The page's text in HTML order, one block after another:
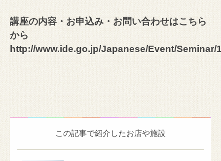
講座の内容・お申込み・お問い合わせはこちら
から
http://www.ide.go.jp/Japanese/Event/Seminar/
この記事で紹介したお店や施設